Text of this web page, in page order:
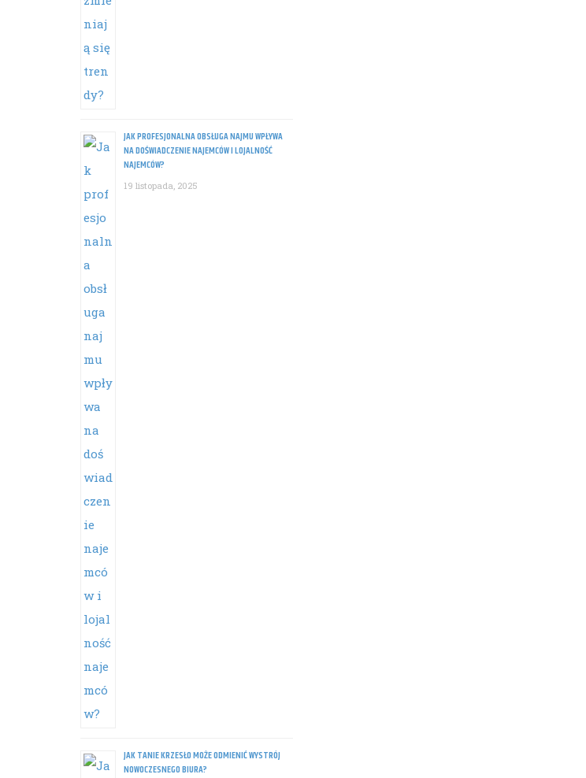
JAK PROFESJONALNA OBSŁUGA NAJMU WPŁYWA
NA DOŚWIADCZENIE NAJEMCÓW I LOJALNOŚĆ
NAJEMCÓW?
19 listopada, 2025
JAK TANIE KRZESŁO MOŻE ODMIENIĆ WYSTRÓJ
NOWOCZESNEGO BIURA?